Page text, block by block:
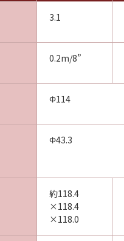
3.1
0.2m/8”
Φ114
Φ43.3
約118.4
×118.4
×118.0